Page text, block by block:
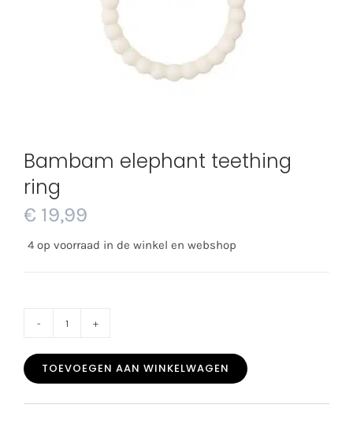
Bambam elephant teething
ring
€ 19,99
4 op voorraad in de winkel en webshop
elephant
TOEVOEGEN AAN WINKELWAGEN